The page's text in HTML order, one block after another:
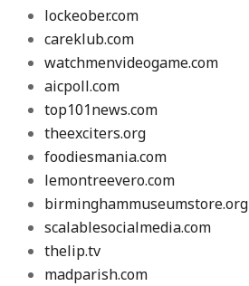
lockeober.com
careklub.com
watchmenvideogame.com
aicpoll.com
top101news.com
theexciters.org
foodiesmania.com
lemontreevero.com
birminghammuseumstore.org
scalablesocialmedia.com
thelip.tv
madparish.com